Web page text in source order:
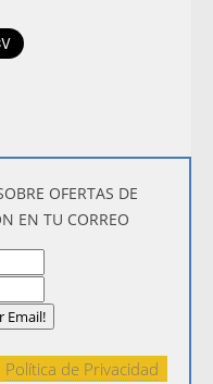
OFERTAS DE
EN TU CORREO
Política de Privacidad